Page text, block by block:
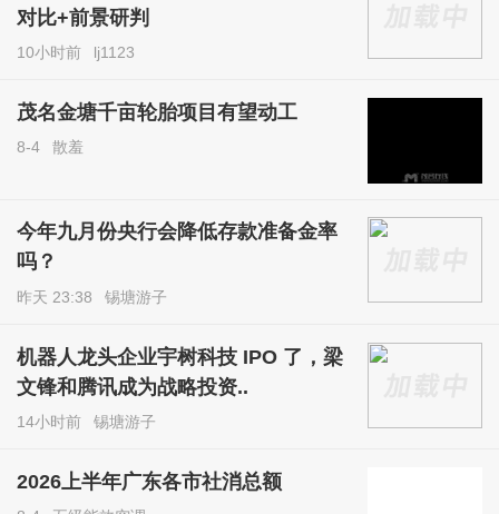
对比+前景研判
10小时前 lj1123
茂名金塘千亩轮胎项目有望动工
8-4 散羞
今年九月份央行会降低存款准备金率
吗？
昨天 23:38 锡塘游子
机器人龙头企业宇树科技 IPO 了，梁
文锋和腾讯成为战略投资..
14小时前 锡塘游子
2026上半年广东各市社消总额